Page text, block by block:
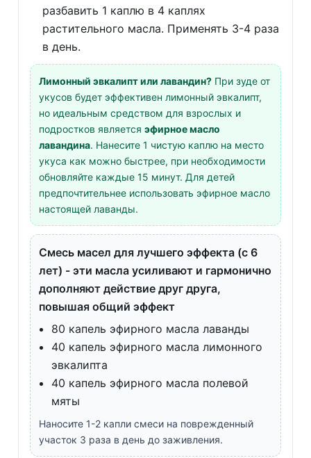
разбавить 1 каплю в 4 каплях
растительного масла. Применять 3-4 раза
в день.
Лимонный эвкалипт или лавандин? При зуде от
укусов будет эффективен лимонный эвкалипт,
но идеальным средством для взрослых и
подростков является эфирное масло
лавандина. Нанесите 1 чистую каплю на место
укуса как можно быстрее, при необходимости
обновляйте каждые 15 минут. Для детей
предпочтительнее использовать эфирное масло
настоящей лаванды.
Смесь масел для лучшего эффекта (с 6
лет) - эти масла усиливают и гармонично
дополняют действие друг друга,
повышая общий эффект
80 капель эфирного масла лаванды
40 капель эфирного масла лимонного
эвкалипта
40 капель эфирного масла полевой
мяты
Наносите 1-2 капли смеси на поврежденный
участок 3 раза в день до заживления.